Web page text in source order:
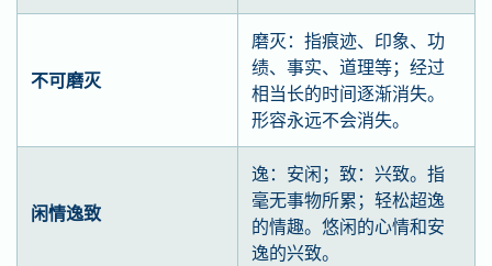
不可磨灭
磨灭：指痕迹、印象、功
绩、事实、道理等；经过
相当长的时间逐渐消失。
形容永远不会消失。
闲情逸致
逸：安闲；致：兴致。指
毫无事物所累；轻松超逸
的情趣。悠闲的心情和安
逸的兴致。